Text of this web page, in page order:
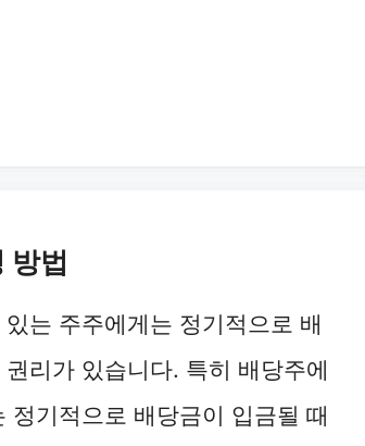
방법
는 주주에게는 정기적으로 배
리가 있습니다. 특히 배당주에
정기적으로 배당금이 입금될 때